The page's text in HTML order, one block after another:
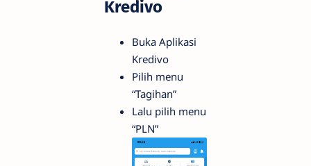
Kredivo
Buka Aplikasi
Kredivo
Pilih menu
“Tagihan”
Lalu pilih menu
“PLN”